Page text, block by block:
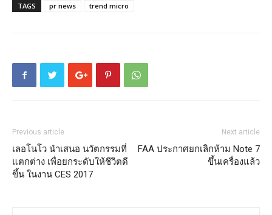
TAGS pr news trend micro
Previous article
เลอโนโว นำเสนอ นวัตกรรมที่
แตกต่าง เพื่อยกระดับให้ชีวิตดี
ขึ้น ในงาน CES 2017
Next article
FAA ประกาศยกเลิกห้าม Note 7
ขึ้นเครื่องแล้ว